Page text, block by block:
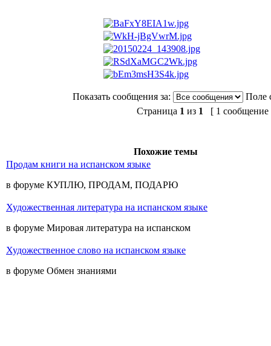
Показать сообщения за:
Поле
Страница 1 из 1 [ 1 сообщение
Похожие темы
Продам книги на испанском языке
в форуме КУПЛЮ, ПРОДАМ, ПОДАРЮ
Художественная литература на испанском языке
в форуме Мировая литература на испанском
Художественное слово на испанском языке
в форуме Обмен знаниями